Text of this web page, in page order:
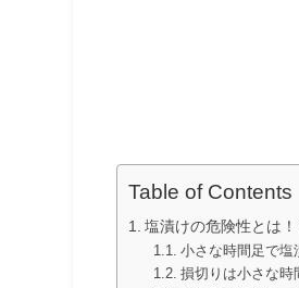
Table of Contents
塩漬けの危険性とは
小さな時間足で塩
損切りは小さな時